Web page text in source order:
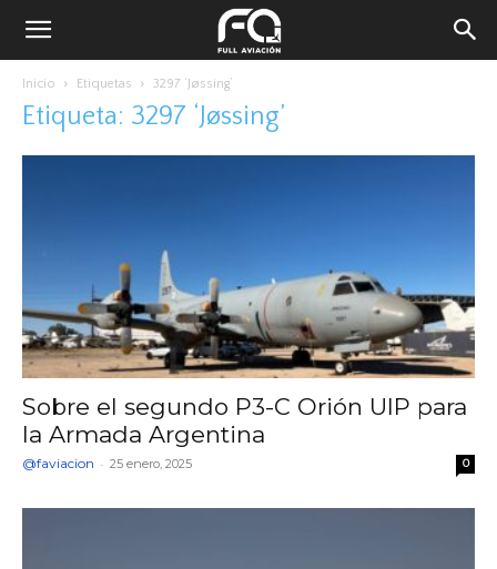
Inicio Etiquetas 3297 ‘Jøssing’
Etiqueta: 3297 ‘Jøssing’
Sobre el segundo P3-C Orión UIP para
la Armada Argentina
@faviacion - 25 enero, 2025 0